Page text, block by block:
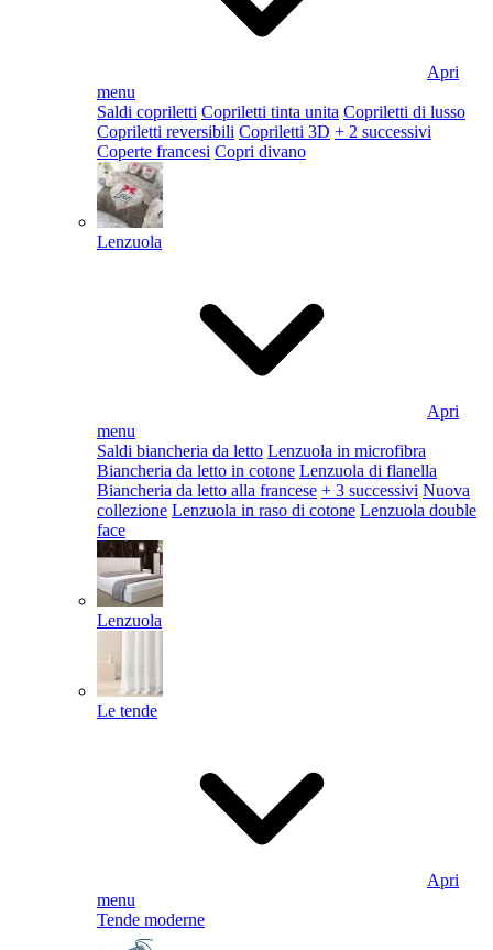
Apri
menu
Saldi copriletti Copriletti tinta unita Copriletti di lusso
Copriletti reversibili Copriletti 3D + 2 successivi
Coperte francesi Copri divano
Lenzuola
Apri
menu
Saldi biancheria da letto Lenzuola in microfibra
Biancheria da letto in cotone Lenzuola di flanella
Biancheria da letto alla francese + 3 successivi Nuova
collezione Lenzuola in raso di cotone Lenzuola double
face
Lenzuola
Le tende
Apri
menu
Tende moderne